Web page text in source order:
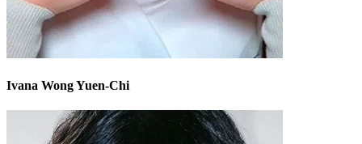
Ivana Wong Yuen-Chi